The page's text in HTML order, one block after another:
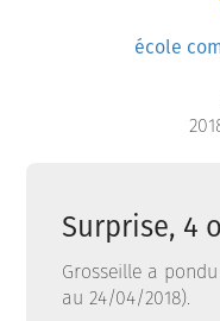
école
Surprise, 4
Grosseille a
au 24/04/2018).